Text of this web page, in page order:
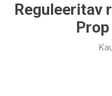
Reguleeritav